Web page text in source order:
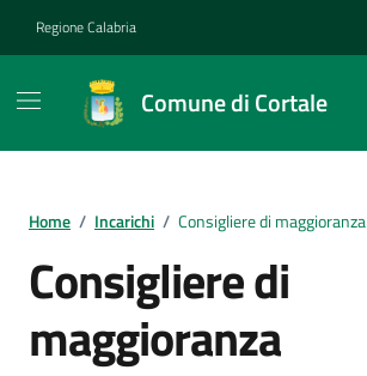
Regione Calabria
Comune di Cortale
Home / Incarichi / Consigliere di maggioranza
Consigliere di
maggioranza